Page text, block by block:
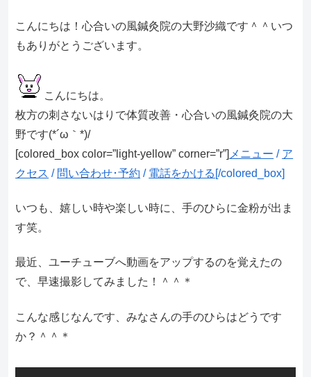
こんにちは！心合いの風鍼灸院の大野沙織です＾＾いつ
もありがとうございます。
こんにちは。
枚方の刺さないはりで体質改善・心合いの風鍼灸院の大
野です(*´ω｀*)/
[colored_box color=”light‐yellow” corner=”r”] メニュー / ア
クセス / 問い合わせ･予約 / 電話をかける [/colored_box]
いつも、嬉しい時や楽しい時に、手のひらに金粉が出ま
す笑。
最近、ユーチューブへ動画をアップするのを覚えたの
で、早速撮影してみました！＾＾＊
こんな感じなんです、みなさんの手のひらはどうです
か？＾＾＊